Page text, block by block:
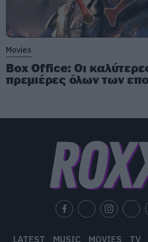
Movies
Box Office: Οι
πρεμιέρες όλων των
LATEST MUSIC MOVIES TV